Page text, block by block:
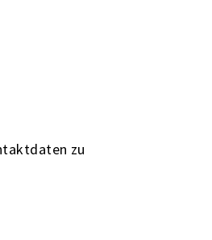
zu